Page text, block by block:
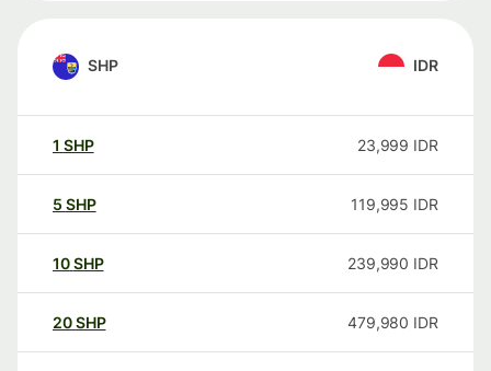
SHP IDR
1 SHP 23,999 IDR
5 SHP 119,995 IDR
10SHP 239,990 IDR
20SHP 479,980 IDR